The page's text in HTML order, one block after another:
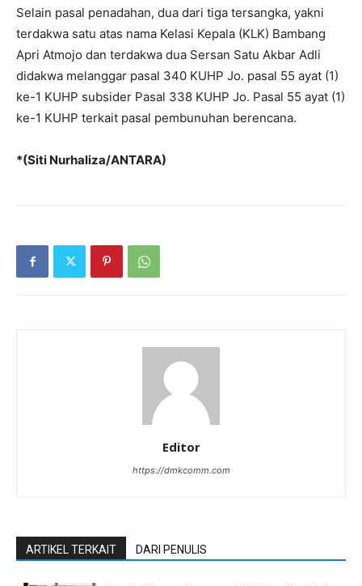
Selain pasal penadahan, dua dari tiga tersangka, yakni
terdakwa satu atas nama Kelasi Kepala (KLK) Bambang
Apri Atmojo dan terdakwa dua Sersan Satu Akbar Adli
didakwa melanggar pasal 340 KUHP Jo. pasal 55 ayat (1)
ke-1 KUHP subsider Pasal 338 KUHP Jo. Pasal 55 ayat (1)
ke-1 KUHP terkait pasal pembunuhan berencana.
*(Siti Nurhaliza/ANTARA)
Editor
https://dmkcomm.com
ARTIKEL TERKAIT DARI PENULIS